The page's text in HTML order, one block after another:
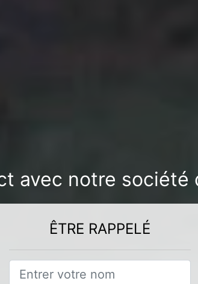
avec notre société
ÊTRE RAPPELÉ